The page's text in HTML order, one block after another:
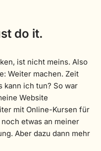
do it.
ist nicht meins. Also
Weiter machen. Zeit
kann ich tun? So war
Website
mit Online-Kursen für
etwas an meiner
Aber dazu dann mehr